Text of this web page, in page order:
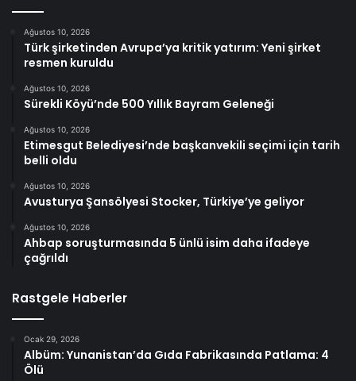
Ağustos 10, 2026
Türk şirketinden Avrupa’ya kritik yatırım: Yeni şirket
resmen kuruldu
Ağustos 10, 2026
Sürekli Köyü’nde 500 Yıllık Bayram Geleneği
Ağustos 10, 2026
Etimesgut Belediyesi’nde başkanvekili seçimi için tarih
belli oldu
Ağustos 10, 2026
Avusturya Şansölyesi Stocker, Türkiye’ye geliyor
Ağustos 10, 2026
Ahbap soruşturmasında 5 ünlü isim daha ifadeye
çağrıldı
Rastgele Haberler
Ocak 29, 2026
Albüm: Yunanistan’da Gıda Fabrikasında Patlama: 4
Ölü